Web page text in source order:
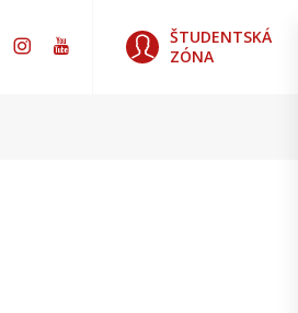
ŠTUDENTSKÁ
ZÓNA